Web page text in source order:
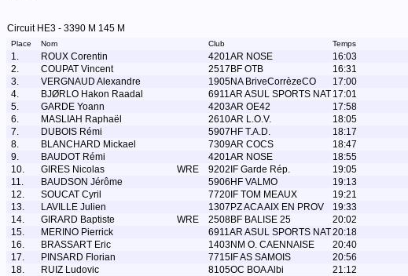
Circuit HE3 - 3390 M 145 M
Place Nom Club Temps
1. ROUX Corentin 4201AR NOSE
16:03
2.
COUPAT Vincent 2517BF OTB
16:31
3.
VERGNAUD Alexandre 1905NA BriveCorrèzeCO
17:00
4.
BJØRLO Hakon Raadal 6911AR ASUL SPORTS NAT 17:01
5.
GARDE Yoann 4203AR OE42
17:58
6.
MASLIAH Raphaël 2610AR L.O.V.
18:05
7.
DUBOIS Rémi 5907HF T.A.D.
18:17
8.
BLANCHARD Mickael 7309AR COCS
18:47
9.
BAUDOT Rémi 4201AR NOSE
18:55
10.
GIRES Nicolas WRE 9202IF Garde Rép.
19:05
11.
BAUDSON Jérôme 5906HF VALMO
19:13
12.
SOUCAT Cyril 7720IF TOM MEAUX
19:21
13.
LAVILLE Julien 1307PZ ACA AIX EN PROV
19:33
14.
GIRARD Baptiste WRE 2508BF BALISE 25
20:02
15.
MERINO Pierrick 6911AR ASUL SPORTS NAT20:18
16.
BRASSART Eric 1403NM O. CAENNAISE
20:40
17.
PINSARD Florian 7715IF AS SAMOIS
20:56
18.
RUIZ Ludovic 8105OC BOA Albi
21:12